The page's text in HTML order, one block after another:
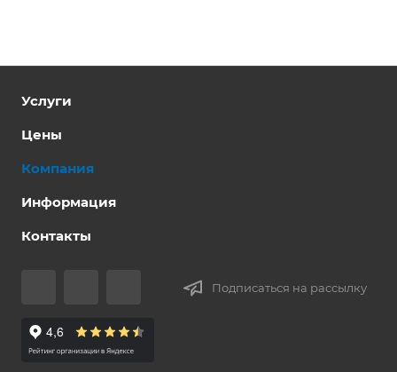
Услуги
Цены
Компания
Информация
Контакты
Подписаться на рассылку